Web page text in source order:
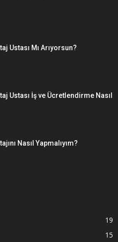
Ustası Mı Arıyorsun?
Ustası İş ve Ücretlendirme Nasıl
Nasıl Yapmalıyım?
19
15